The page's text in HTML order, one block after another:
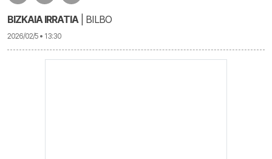
BIZKAIA IRRATIA | BILBO
2026/02/5 • 13:30